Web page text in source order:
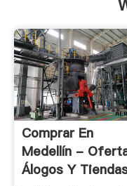
Comprar En
Medellín -
Álogos Y